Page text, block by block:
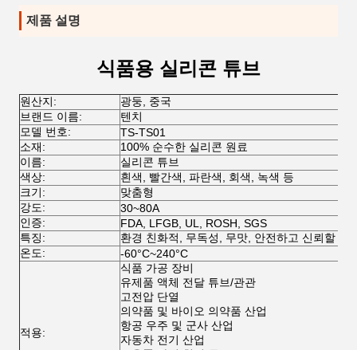
제품 설명
식품용 실리콘 튜브
원산지:
광둥, 중국
브랜드 이름:
텐치
모델 번호:
TS-TS01
소재:
100% 순수한 실리콘 원료
이름:
실리콘 튜브
색상:
흰색, 빨간색, 파란색, 회색, 녹색 등
크기:
맞춤형
강도:
30~80A
인증:
FDA, LFGB, UL, ROSH, SGS
특징:
환경 친화적, 무독성, 무맛, 안전하고 신뢰할 수
온도:
-60°C~240°C
적용:
식품 가공 장비
유제품 액체 전달 튜브/관관
고전압 단열
의약품 및 바이오 의약품 산업
항공 우주 및 군사 산업
자동차 전기 산업